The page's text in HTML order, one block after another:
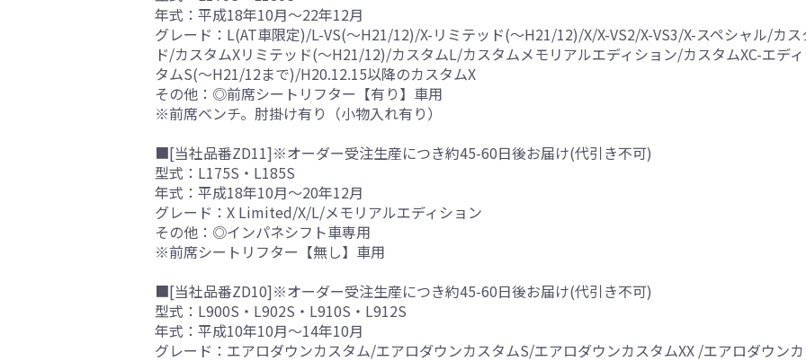
年式：平成18年10月～22年12月
グレード：L(AT車限定)/L-VS(～H21/12)/X-リミテッド(～H21/12)/X/X-VS2/X-VS3/X-スペシャル/カ
ド/カスタムXリミテッド(～H21/12)/カスタムL/カスタムメモリアルエディション/カスタムXC-エデ
タムS(～H21/12まで)/H20.12.15以降のカスタムX
その他：◎前席シートリフター【有り】車用
※前席ベンチ。肘掛け有り（小物入れ有り）
■[当社品番ZD11]※オーダー受注生産につき約45-60日後お届け(代引き不可)
型式：L175S・L185S
年式：平成18年10月～20年12月
グレード：X Limited/X/L/メモリアルエディション
その他：◎インパネシフト車専用
※前席シートリフター【無し】車用
■[当社品番ZD10]※オーダー受注生産につき約45-60日後お届け(代引き不可)
型式：L900S・L902S・L910S・L912S
年式：平成10年10月～14年10月
グレード：エアロダウンカスタム/エアロダウンカスタムS/エアロダウンカスタムXX /エアロダウン